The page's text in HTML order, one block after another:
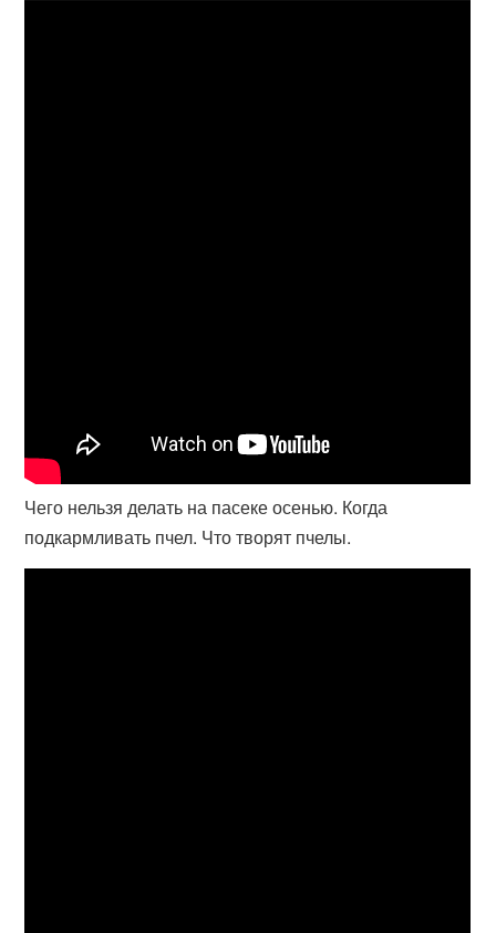
Чего нельзя делать на пасеке осенью. Когда
подкармливать пчел. Что творят пчелы.